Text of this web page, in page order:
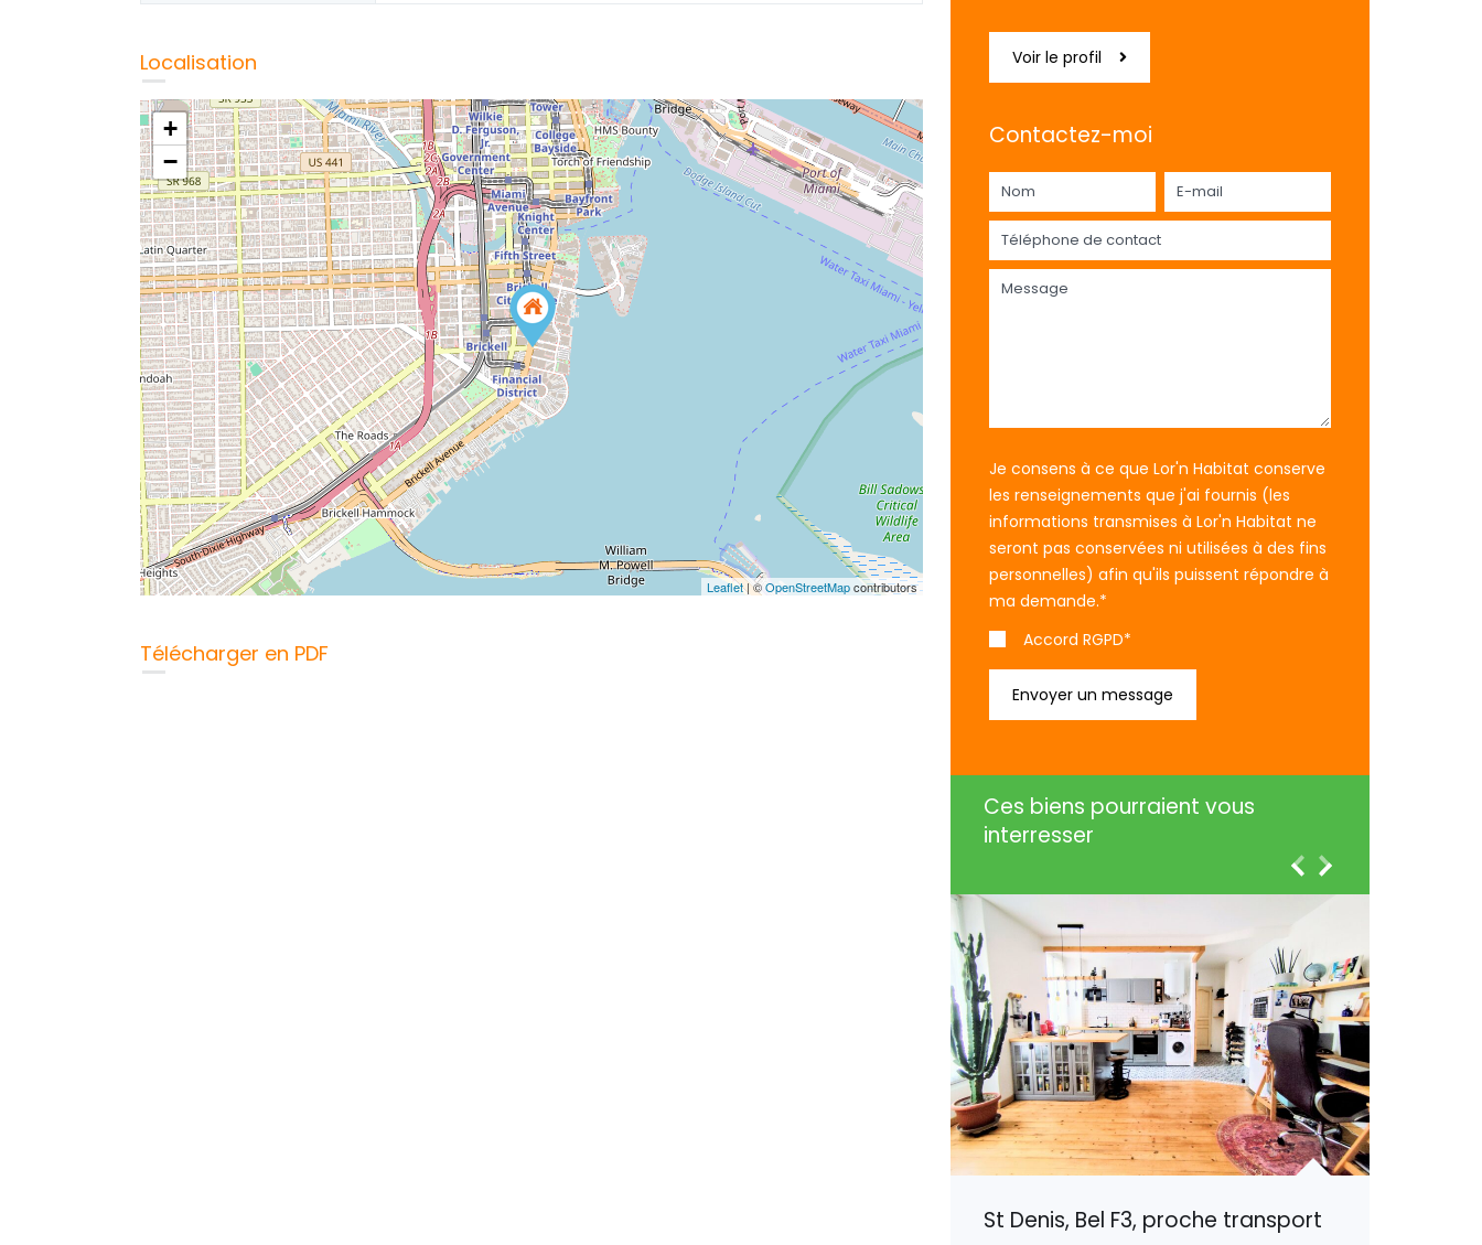
Localisation
+
−
Leaflet| ©OpenStreetMapcontributors
Télécharger en PDF
Voir le profil
Contactez-moi
Je consens à ce que Lor'n Habitat conserve
les renseignements que j'ai fournis (les
informations transmises à Lor'n Habitat ne
seront pas conservées ni utilisées à des fins
personnelles) afin qu'ils puissent répondre à
ma demande.*
Accord RGPD*
Ces biens pourraient vous
interresser
St Denis, Bel F3, proche transport